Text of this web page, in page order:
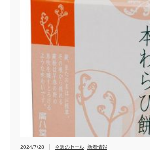
2024/7/28 今週のセール 新着情報